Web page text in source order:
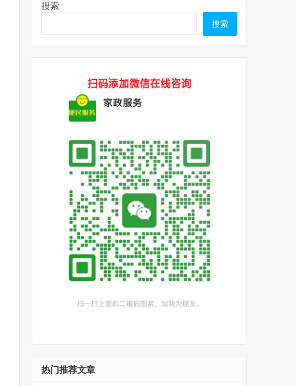
搜索
搜索
热门推荐文章